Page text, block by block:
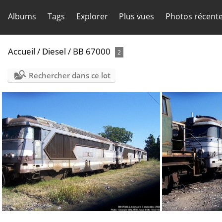
Albums Tags Explorer Plus vues Photos
Accueil / Diesel / BB 67000 2
Rechercher dans ce lot